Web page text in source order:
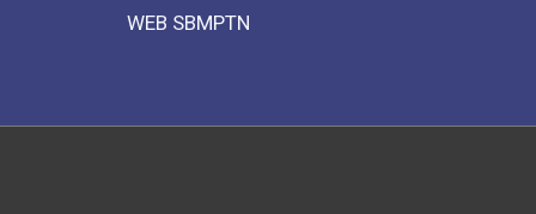
WEB SBMPTN